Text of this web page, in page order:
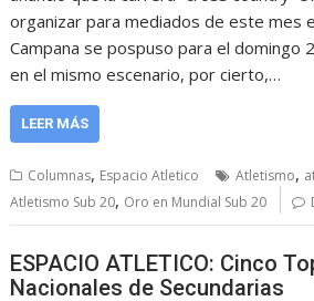
organizar para mediados de este mes
Campana se pospuso para el domingo
en el mismo escenario, por cierto,…
LEER MÁS
Columnas, Espacio Atletico Atletismo,
Atletismo Sub 20, Oro en Mundial Sub 20
ESPACIO ATLETICO: Cinco
Nacionales de Secundarias